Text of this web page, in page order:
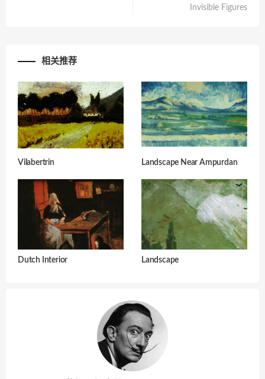
Invisible Figures
相关推荐
Vilabertrin Landscape Near Ampurdan
Dutch Interior Landscape